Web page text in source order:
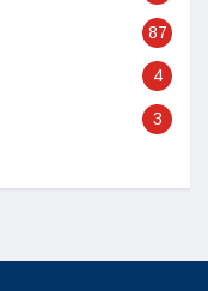
87
4
3